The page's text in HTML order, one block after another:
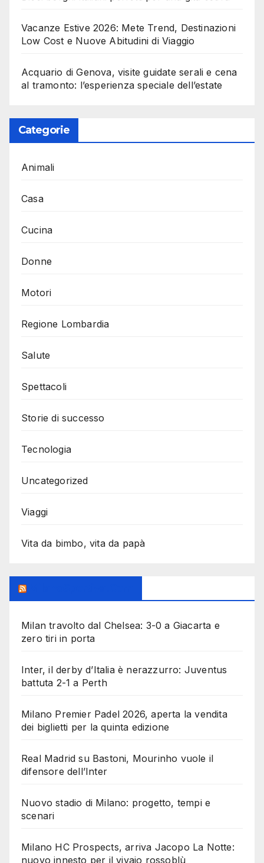
Vacanze Estive 2026: Mete Trend, Destinazioni
Low Cost e Nuove Abitudini di Viaggio
Acquario di Genova, visite guidate serali e cena
al tramonto: l’esperienza speciale dell’estate
Categorie
Animali
Casa
Cucina
Donne
Motori
Regione Lombardia
Salute
Spettacoli
Storie di successo
Tecnologia
Uncategorized
Viaggi
Vita da bimbo, vita da papà
Milan travolto dal Chelsea: 3-0 a Giacarta e
zero tiri in porta
Inter, il derby d’Italia è nerazzurro: Juventus
battuta 2-1 a Perth
Milano Premier Padel 2026, aperta la vendita
dei biglietti per la quinta edizione
Real Madrid su Bastoni, Mourinho vuole il
difensore dell’Inter
Nuovo stadio di Milano: progetto, tempi e
scenari
Milano HC Prospects, arriva Jacopo La Notte:
nuovo innesto per il vivaio rossoblù